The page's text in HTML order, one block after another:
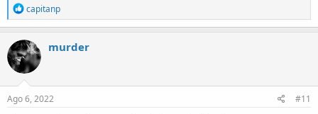
R
e
a
c
t
i
o
n
s
capitanp
murder
Ago 6, 2022 #11